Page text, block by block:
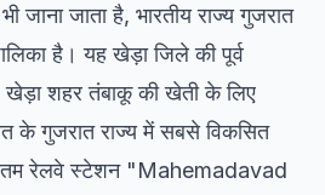
जाना जाता है, भारतीय राज्य गुजरात
है। यह खेड़ा जिले की पूर्व
खेड़ा शहर तंबाकू की खेती के लिए
के गुजरात राज्य में सबसे विकसित
रेलवे स्टेशन "Mahemadavad